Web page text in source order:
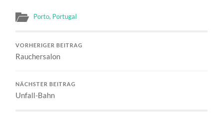
Porto, Portugal
VORHERIGER BEITRAG
Rauchersalon
NÄCHSTER BEITRAG
Unfall-Bahn